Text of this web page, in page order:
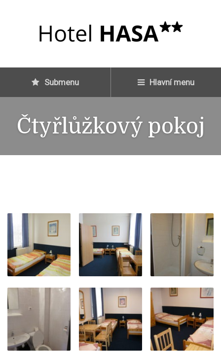
Submenu Hlavní menu
Čtyřlůžkový pokoj